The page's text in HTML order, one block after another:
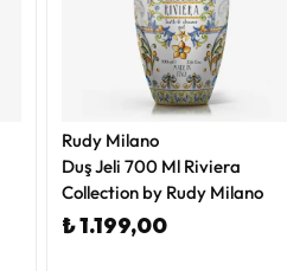
Rudy Milano
Duş Jeli 700 Ml Riviera
Collection by Rudy Milano
₺ 1.199,00